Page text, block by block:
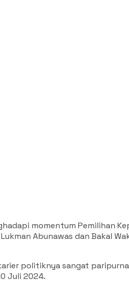
momentum Pemilihan
Abunawas dan Bakal
politiknya sangat
Juli 2024.